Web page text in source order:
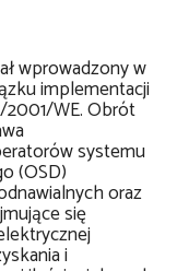
wprowadzony w
implementacji
2001/WE. Obrót
systemu
(OSD)
oraz
się
i